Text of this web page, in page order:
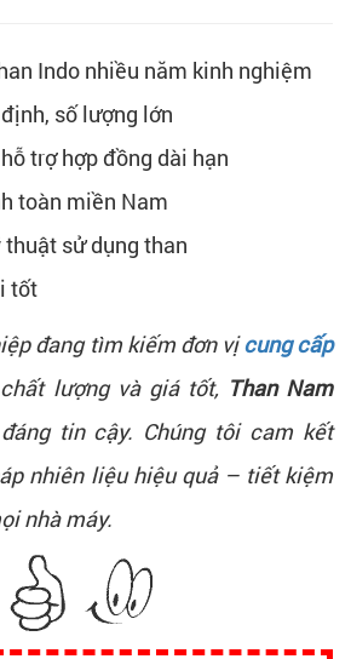
Indo nhiều năm kinh nghiệm
số lượng lớn
trợ hợp đồng dài hạn
toàn miền Nam
sử dụng than
tốt
đang tìm kiếm đơn vịcung cấp
lượng và giá tốt, Than Nam
tin cậy. Chúng tôi cam kết
nhiên liệu hiệu quả – tiết kiệm
nhà máy.